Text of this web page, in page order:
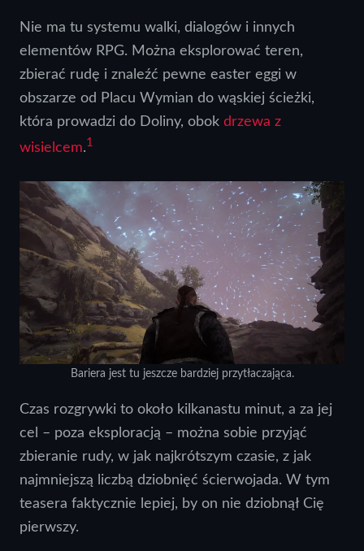
Nie ma tu systemu walki, dialogów i innych
elementów RPG. Można eksplorować teren,
zbierać rudę i znaleźć pewne easter eggi w
obszarze od Placu Wymian do wąskiej ścieżki,
która prowadzi do Doliny, obok drzewa z
wisielcem.1
Bariera jest tu jeszcze bardziej przytłaczająca.
Czas rozgrywki to około kilkanastu minut, a za jej
cel – poza eksploracją – można sobie przyjąć
zbieranie rudy, w jak najkrótszym czasie, z jak
najmniejszą liczbą dziobnięć ścierwojada. W tym
teasera faktycznie lepiej, by on nie dziobnął Cię
pierwszy.